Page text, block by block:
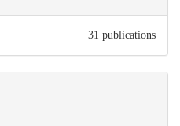
31 publications